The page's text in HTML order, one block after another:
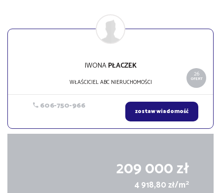
26
OFERT
IWONAPŁACZEK
WŁAŚCICIEL ABC NIERUCHOMOŚCI
606-750-966 zostaw wiadomość
209 000 zł
4 918,80 zł/m2